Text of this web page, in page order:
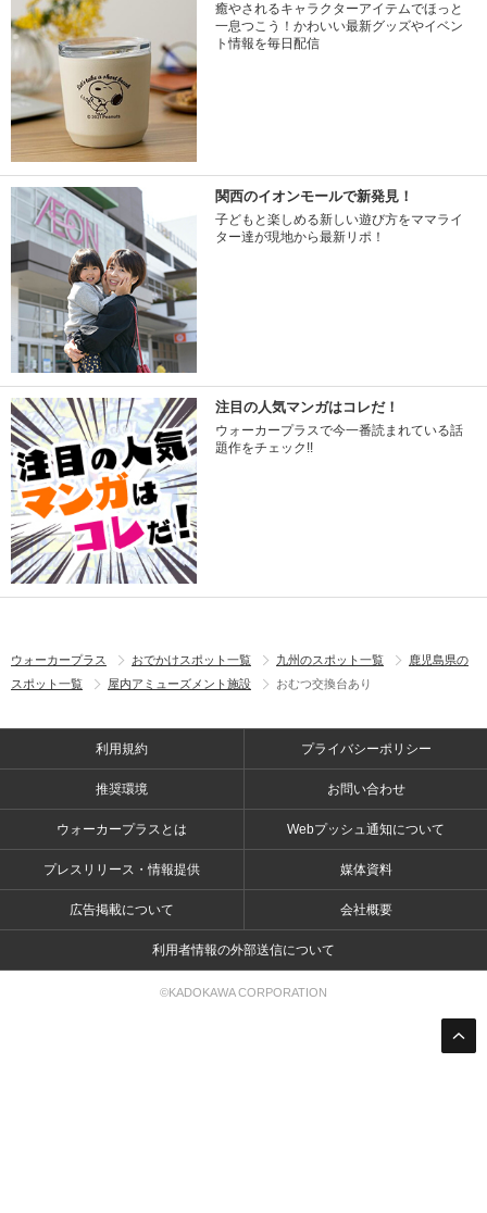
癒やされるキャラクターアイテムでほっと
一息つこう！かわいい最新グッズやイベン
ト情報を毎日配信
関西のイオンモールで新発見！
子どもと楽しめる新しい遊び方をママライ
ター達が現地から最新リポ！
注目の人気マンガはコレだ！
ウォーカープラスで今一番読まれている話
題作をチェック!!
ウォーカープラス おでかけスポット一覧 九州のスポット一覧
鹿児島県の
スポット一覧
屋内アミューズメント施設 おむつ交換台あり
利用規約 プライバシーポリシー
推奨環境 お問い合わせ
ウォーカープラスとは Webプッシュ通知について
プレスリリース・情報提供 媒体資料
広告掲載について 会社概要
利用者情報の外部送信について
©KADOKAWA CORPORATION